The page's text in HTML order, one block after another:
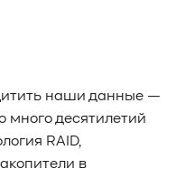
наши данные —
много десятилетий
RAID,
в